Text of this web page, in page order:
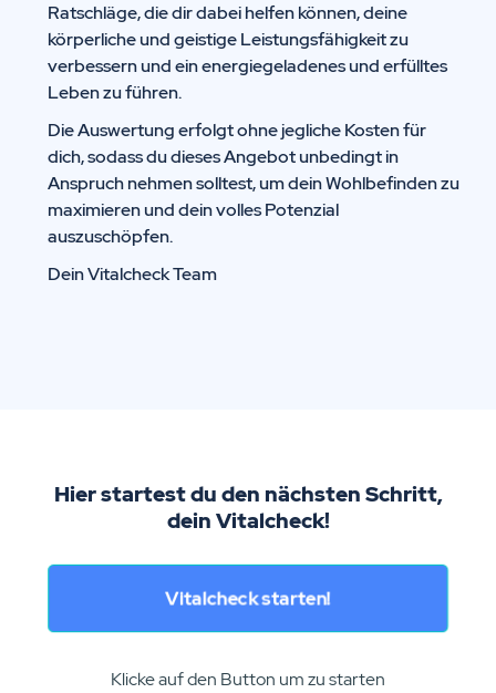
Ratschläge, die dir dabei helfen können, deine
körperliche und geistige Leistungsfähigkeit zu
verbessern und ein energiegeladenes und erfülltes
Leben zu führen.
Die Auswertung erfolgt ohne jegliche Kosten für
dich, sodass du dieses Angebot unbedingt in
Anspruch nehmen solltest, um dein Wohlbefinden zu
maximieren und dein volles Potenzial
auszuschöpfen.
Dein Vitalcheck Team
Hier startest du den nächsten Schritt,
dein Vitalcheck!
Vitalcheck starten!
Klicke auf den Button um zu starten